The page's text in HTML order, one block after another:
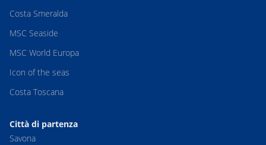
Costa Smeralda
MSC Seaside
MSC World Europa
Icon of the seas
Costa Toscana
Città di partenza
Savona